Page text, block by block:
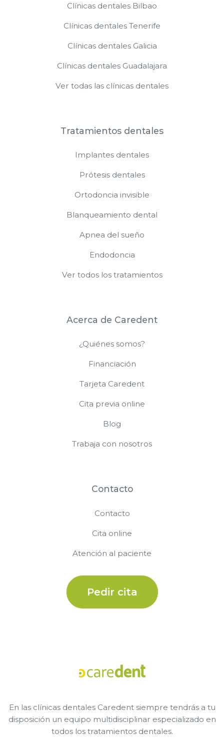
Clínicas dentales Bilbao
Clínicas dentales Tenerife
Clínicas dentales Galicia
Clínicas dentales Guadalajara
Ver todas las clínicas dentales
Tratamientos dentales
Implantes dentales
Prótesis dentales
Ortodoncia invisible
Blanqueamiento dental
Apnea del sueño
Endodoncia
Ver todos los tratamientos
Acerca de Caredent
¿Quiénes somos?
Financiación
Tarjeta Caredent
Cita previa online
Blog
Trabaja con nosotros
Contacto
Contacto
Cita online
Atención al paciente
Pedir cita
En las clínicas dentales Caredent siempre tendrás a tu
disposición un equipo multidisciplinar especializado en
todos los tratamientos dentales.